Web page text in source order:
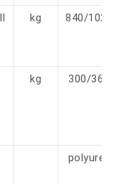
kg 840/1020
kg 300/360